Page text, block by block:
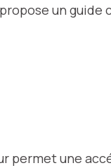
un guide
permet une